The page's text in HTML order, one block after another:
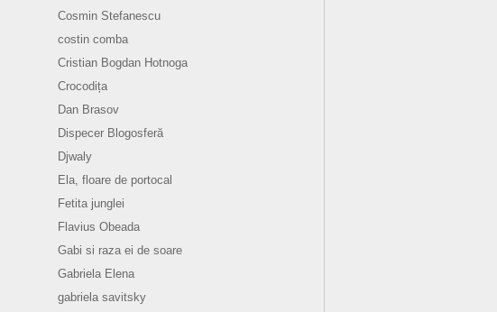
Cosmin Stefanescu
costin comba
Cristian Bogdan Hotnoga
Crocodița
Dan Brasov
Dispecer Blogosferă
Djwaly
Ela, floare de portocal
Fetita junglei
Flavius Obeada
Gabi si raza ei de soare
Gabriela Elena
gabriela savitsky